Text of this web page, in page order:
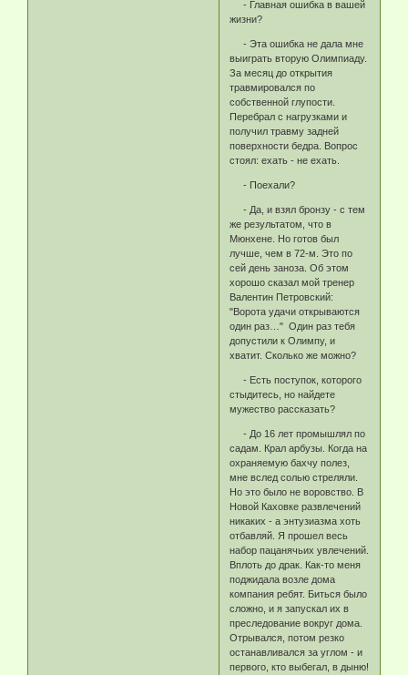
- Главная ошибка в вашей
жизни?
- Эта ошибка не дала мне
выиграть вторую Олимпиаду.
За месяц до открытия
травмировался по
собственной глупости.
Перебрал с нагрузками и
получил травму задней
поверхности бедра. Вопрос
стоял: ехать - не ехать.
- Поехали?
- Да, и взял бронзу - с тем
же результатом, что в
Мюнхене. Но готов был
лучше, чем в 72-м. Это по
сей день заноза. Об этом
хорошо сказал мой тренер
Валентин Петровский:
"Ворота удачи открываются
один раз…" Один раз тебя
допустили к Олимпу, и
хватит. Сколько же можно?
- Есть поступок, которого
стыдитесь, но найдете
мужество рассказать?
- До 16 лет промышлял по
садам. Крал арбузы. Когда на
охраняемую бахчу полез,
мне вслед солью стреляли.
Но это было не воровство. В
Новой Каховке развлечений
никаких - а энтузиазма хоть
отбавляй. Я прошел весь
набор пацанячьих увлечений.
Вплоть до драк. Как-то меня
поджидала возле дома
компания ребят. Биться было
сложно, и я запускал их в
преследование вокруг дома.
Отрывался, потом резко
останавливался за углом - и
первого, кто выбегал, в дыню!